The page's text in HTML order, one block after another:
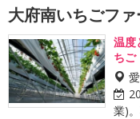
大府南いちごフ
温度
ちご
業)